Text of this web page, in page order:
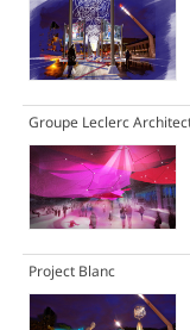
Groupe Leclerc
Project Blanc